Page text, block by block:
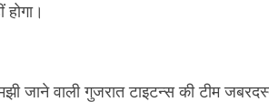
जाने वाली गुजरात टाइटन्स की टीम